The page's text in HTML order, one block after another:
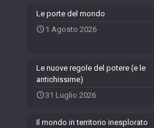
Le porte del mondo
1 Agosto 2026
Le nuove regole del potere (e le
antichissime)
31 Luglio 2026
Il mondo in territorio inesplorato